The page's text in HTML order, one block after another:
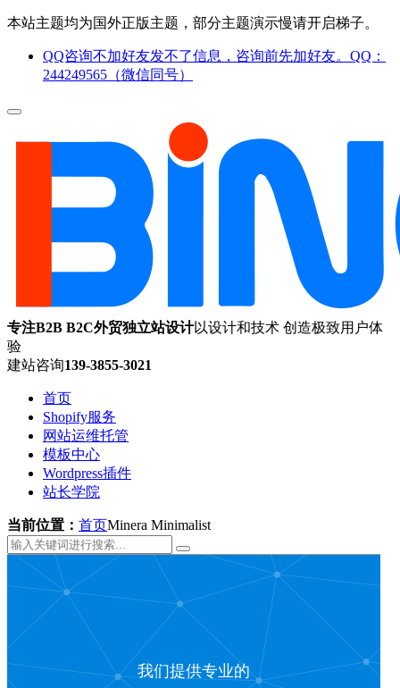
本站主题均为国外正版主题，部分主题演示慢请开启梯子。
QQ咨询不加好友发不了信息，咨询前先加好友。QQ：
244249565（微信同号）
专注B2B B2C外贸独立站设计以设计和技术 创造极致用户体
验
建站咨询139-3855-3021
首页
Shopify服务
网站运维托管
模板中心
Wordpress插件
站长学院
当前位置： 首页Minera Minimalist